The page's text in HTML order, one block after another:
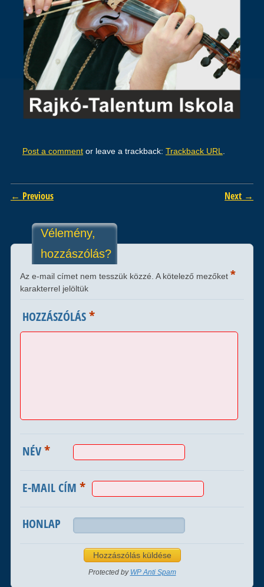
Post a commentor leave a trackback: Trackback URL
← Previous Next →
Vélemény,
hozzászólás?
Az e-mail címet nem tesszük közzé. A kötelező mezőket *
karakterrel jelöltük
HOZZÁSZÓLÁS*
NÉV*
E-MAIL CÍM *
HONLAP
Protected by WP Anti Spam